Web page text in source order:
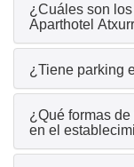
¿Cuáles son
Aparthotel
¿Tiene parking
¿Qué formas
en el